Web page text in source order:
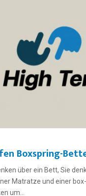
Boxspring-
über ein Bett, Sie
Matratze und einer
um...